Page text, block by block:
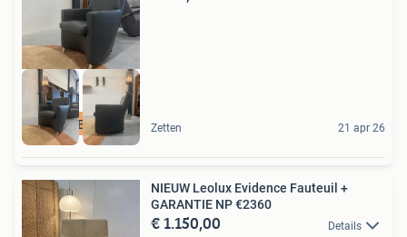
GESLOTEN VAKANTIE Zetten 21 apr 26
NIEUW Leolux Evidence Fauteuil +
GARANTIE NP €2360
€ 1.150,00 Details